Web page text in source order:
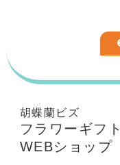
胡蝶蘭ビズ
フラワーギフト
WEBショップ